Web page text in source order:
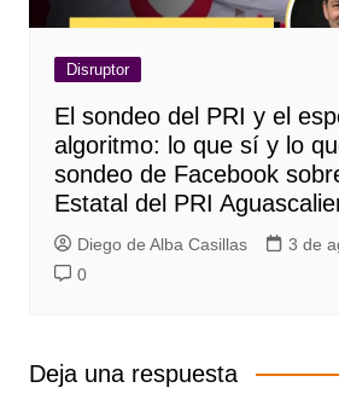
Disruptor
El sondeo del PRI y el
algoritmo: lo que sí y lo
sondeo de Facebook
Estatal del PRI
Diego de Alba Casillas
3 de
0
Deja una respuesta